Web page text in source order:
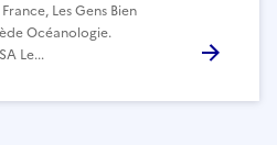
Les Gens Bien
Océanologie.
Le...